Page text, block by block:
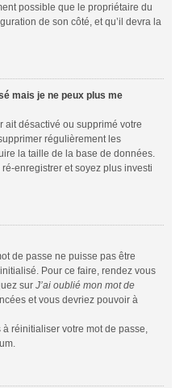
possible que le propriétaire du
de son côté, et qu’il devra la
mais je ne peux plus me
ait désactivé ou supprimé votre
régulièrement les
la taille de la base de données.
enregistrer et soyez plus investi
de passe ne puisse pas être
Pour ce faire, rendez vous
sur J’ai oublié mon mot de
et vous devriez pouvoir à
réinitialiser votre mot de passe,